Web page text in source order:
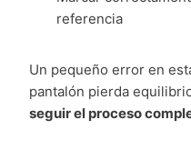
referencia
Un pequeño error en
pantalón pierda
seguir el proceso